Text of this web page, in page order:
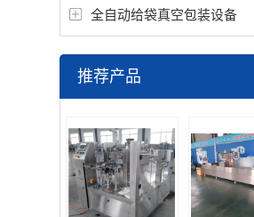
全自动给袋真空包装设备
推荐产品